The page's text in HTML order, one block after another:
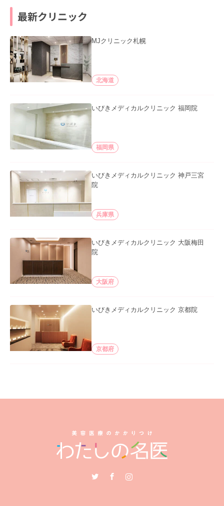
最新クリニック
MJクリニック札幌
北海道
いびきメディカルクリニック 福岡院
福岡県
いびきメディカルクリニック 神戸三宮
院
兵庫県
いびきメディカルクリニック 大阪梅田
院
大阪府
いびきメディカルクリニック 京都院
京都府
Instagram